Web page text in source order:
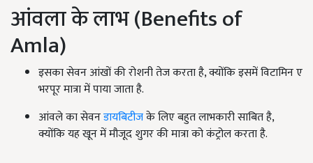
आंवला के लाभ (Benefits of
Amla)
इसका सेवन आंखों की रोशनी तेज करता है, क्योंकि इसमें विटामिन ए
भरपूर मात्रा में पाया जाता है.
आंवले का सेवनडायबिटीजके लिए बहुत लाभकारी साबित है,
क्योंकि यह खून में मौजूद शुगर की मात्रा को कंट्रोल करता है.